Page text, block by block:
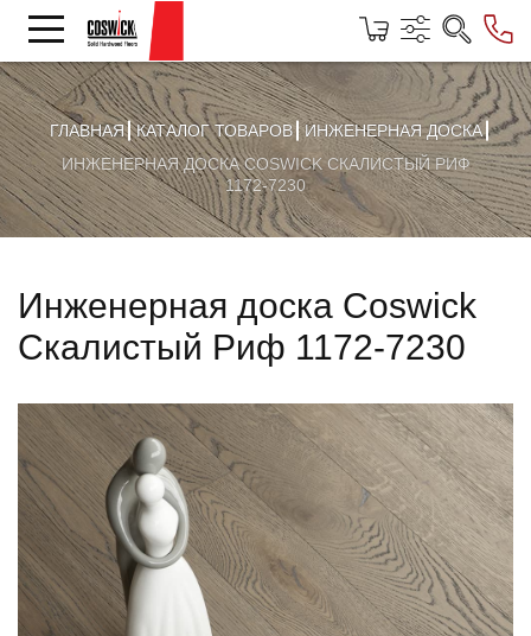
ГЛАВНАЯ КАТАЛОГ ТОВАРОВ
ИНЖЕНЕРНАЯ ДОСКА
ИНЖЕНЕРНАЯ ДОСКА COSWICK СКАЛИСТЫЙ РИФ
1172-7230
Инженерная доска Coswick
Скалистый Риф 1172-7230